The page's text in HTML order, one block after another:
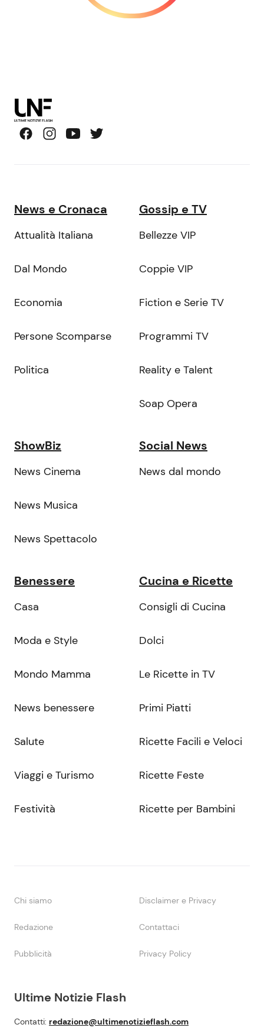
Ultime Notizie Flash
Contatti: redazione@ultimenotizieflash.com
News e Cronaca
Attualità Italiana
Dal Mondo
Economia
Persone Scomparse
Politica
Gossip e TV
Bellezze VIP
Coppie VIP
Fiction e Serie TV
Programmi TV
Reality e Talent
Soap Opera
ShowBiz
News Cinema
News Musica
News Spettacolo
Social News
News dal mondo
Benessere
Casa
Moda e Style
Mondo Mamma
News benessere
Salute
Viaggi e Turismo
Festività
Cucina e Ricette
Consigli di Cucina
Dolci
Le Ricette in TV
Primi Piatti
Ricette Facili e Veloci
Ricette Feste
Ricette per Bambini
Chi siamo Disclaimer e Privacy
Redazione Contattaci
Pubblicità Privacy Policy